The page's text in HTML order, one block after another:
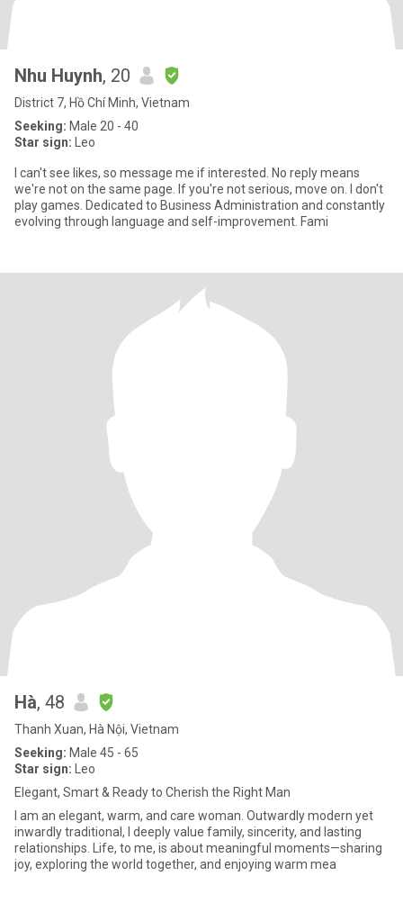
Nhu Huynh, 20
District 7, Hồ Chí Minh, Vietnam
Seeking: Male 20 - 40
Star sign: Leo
I can't see likes, so message me if interested. No reply means
we're not on the same page. If you're not serious, move on. I don't
play games. Dedicated to Business Administration and constantly
evolving through language and self-improvement. Fami
Hà, 48
Thanh Xuan, Hà Nội, Vietnam
Seeking: Male 45 - 65
Star sign: Leo
Elegant, Smart & Ready to Cherish the Right Man
I am an elegant, warm, and care woman. Outwardly modern yet
inwardly traditional, I deeply value family, sincerity, and lasting
relationships. Life, to me, is about meaningful moments—sharing
joy, exploring the world together, and enjoying warm mea